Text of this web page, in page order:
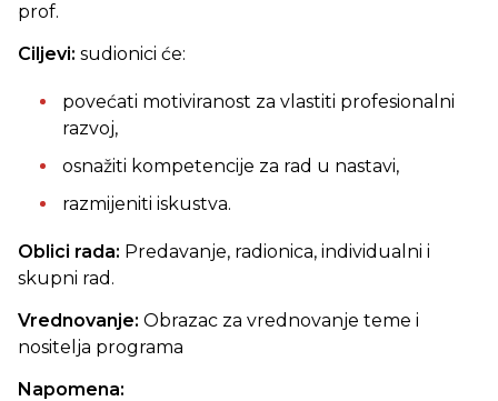
prof.
Ciljevi: sudionici će:
povećati motiviranost za vlastiti profesionalni
razvoj,
osnažiti kompetencije za rad u nastavi,
razmijeniti iskustva.
Oblici rada: Predavanje, radionica, individualni i
skupni rad.
Vrednovanje: Obrazac za vrednovanje teme i
nositelja programa
Napomena: